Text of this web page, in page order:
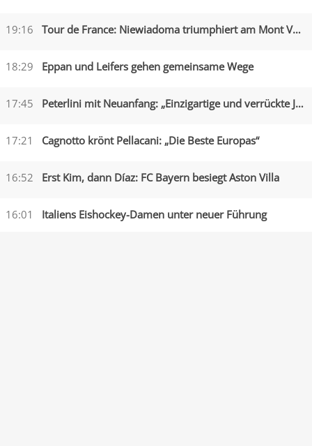
19:16 Tour de France: Niewiadoma triumphiert am Mont Ventoux
18:29 Eppan und Leifers gehen gemeinsame Wege
17:45 Peterlini mit Neuanfang: „Einzigartige und verrückte Jahre“
17:21 Cagnotto krönt Pellacani: „Die Beste Europas“
16:52 Erst Kim, dann Díaz: FC Bayern besiegt Aston Villa
16:01 Italiens Eishockey-Damen unter neuer Führung